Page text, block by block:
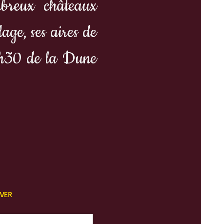
châteaux
ses aires de
de la Dune